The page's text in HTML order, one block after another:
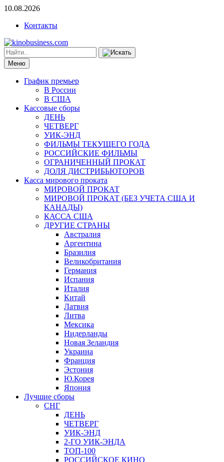
10.08.2026
Контакты
Меню
График премьер
В России
В США
Кассовые сборы
ДЕНЬ
ЧЕТВЕРГ
УИК-ЭНД
ФИЛЬМЫ ТЕКУЩЕГО ГОДА
РОССИЙСКИЕ ФИЛЬМЫ
ОГРАНИЧЕННЫЙ ПРОКАТ
ДОЛЯ ДИСТРИБЬЮТОРОВ
Касса мирового проката
МИРОВОЙ ПРОКАТ
МИРОВОЙ ПРОКАТ (БЕЗ УЧЕТА США И
КАНАДЫ)
КАССА США
ДРУГИЕ СТРАНЫ
Австралия
Аргентина
Бразилия
Великобритания
Германия
Испания
Италия
Китай
Латвия
Литва
Мексика
Нидерланды
Новая Зеландия
Украина
Франция
Эстония
Ю.Корея
Япония
Лучшие сборы
СНГ
ДЕНЬ
ЧЕТВЕРГ
УИК-ЭНД
2-ГО УИК-ЭНДА
ТОП-100
РОССИЙСКОЕ КИНО